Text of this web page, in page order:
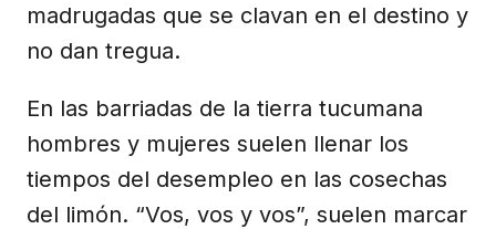
madrugadas que se clavan en el destino y
no dan tregua.
En las barriadas de la tierra tucumana
hombres y mujeres suelen llenar los
tiempos del desempleo en las cosechas
del limón. “Vos, vos y vos”, suelen marcar